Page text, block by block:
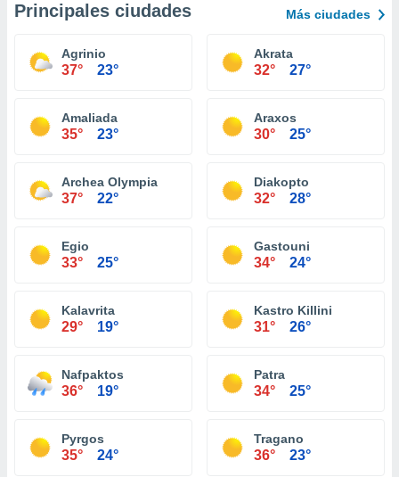
Principales ciudades Más ciudades
Agrinio
37° 23°
Akrata
32° 27°
Amaliada
35° 23°
Araxos
30° 25°
Archea Olympia
37° 22°
Diakopto
32° 28°
Egio
33° 25°
Gastouni
34° 24°
Kalavrita
29° 19°
Kastro Killini
31° 26°
Nafpaktos
36° 19°
Patra
34° 25°
Pyrgos
35° 24°
Tragano
36° 23°